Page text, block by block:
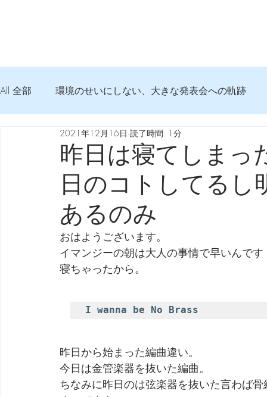
All 全部 環境のせいにしない、大きな発表会への軌跡
弦交換の記録 DTM 始める 知っておきたいコト
Imanjy Studio 使われているモノ 食べんじーの美味
劇団 Avan 劇伴が出来るまでを追ったドキュメンタリー
昨日は寝てしまっ
日のコトしてるし
あるのみ
2021年12月16日 読了時間: 1分
おはようございます。
イマンジーの朝は大人の事情で早いんです
寝ちゃったから。
I wanna be No Brass
昨日から始まった編曲違い。
今日は金管楽器を抜いた編曲。
ちなみに昨日のは弦楽器を抜いた言わば